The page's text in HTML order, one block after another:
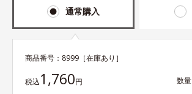
通常購入
商品番号： 8999 ［在庫あり］
税込1,760円 数量